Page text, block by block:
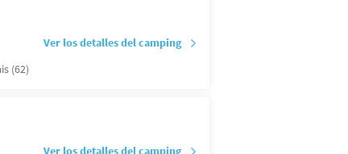
(62)
Ver los detalles del camping
Ver los detalles del camping